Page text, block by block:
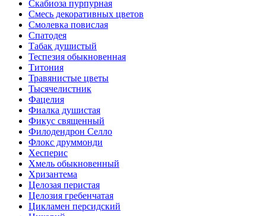
Скабиоза пурпурная
Смесь декоративных цветов
Смолевка повислая
Спатодея
Табак душистый
Теспезия обыкновенная
Титония
Травянистые цветы
Тысячелистник
Фацелия
Фиалка душистая
Фикус священный
Филодендрон Селло
Флокс друммонди
Хесперис
Хмель обыкновенный
Хризантема
Целозая перистая
Целозия гребенчатая
Цикламен персидский